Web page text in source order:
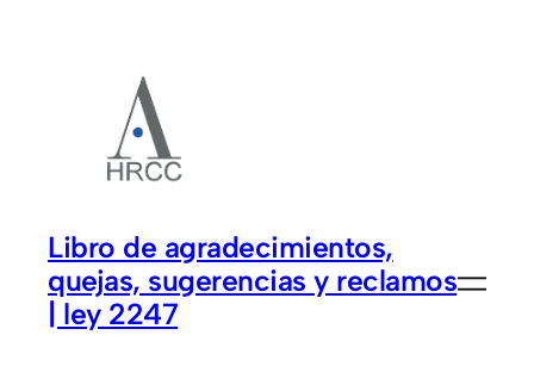
Libro de agradecimientos,
quejas, sugerencias y reclamos
| ley 2247